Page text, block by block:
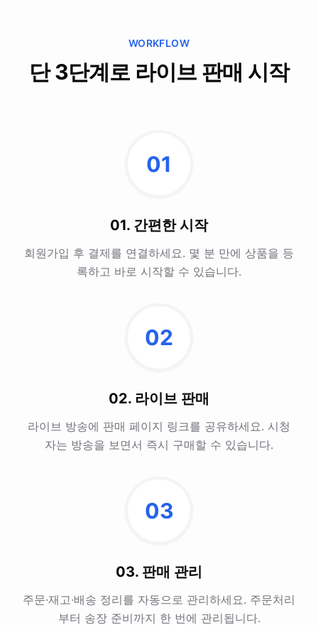
WORKFLOW
단 3단계로 라이브 판매 시작
01
01. 간편한 시작
회원가입 후 결제를 연결하세요. 몇 분 만에 상품을 등
록하고 바로 시작할 수 있습니다.
02
02. 라이브 판매
라이브 방송에 판매 페이지 링크를 공유하세요. 시청
자는 방송을 보면서 즉시 구매할 수 있습니다.
03
03. 판매 관리
주문·재고·배송 정리를 자동으로 관리하세요. 주문처리
부터 송장 준비까지 한 번에 관리됩니다.